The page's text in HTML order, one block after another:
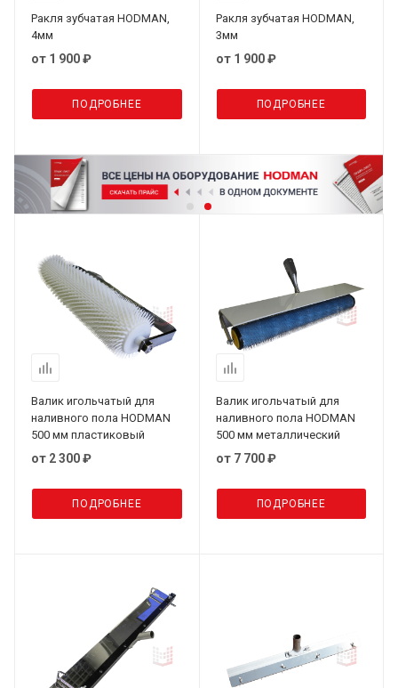
Ракля зубчатая HODMAN,
4мм
от 1 900 ₽
ПОДРОБНЕЕ
Ракля зубчатая HODMAN,
3мм
от 1 900 ₽
ПОДРОБНЕЕ
Валик игольчатый для
наливного пола HODMAN
500 мм пластиковый
от 2 300 ₽
ПОДРОБНЕЕ
Валик игольчатый для
наливного пола HODMAN
500 мм металлический
от 7 700 ₽
ПОДРОБНЕЕ